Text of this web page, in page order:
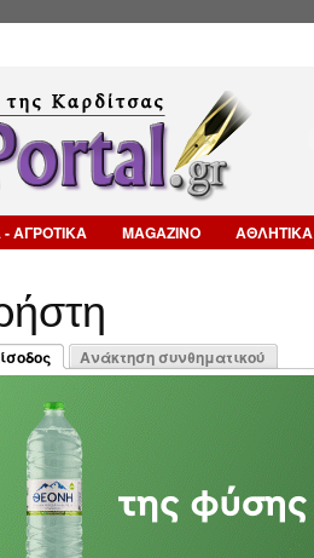
ΑΓΡΟΤΙΚΑ MAGAZINO ΑΘΛΗΤΙΚΑ
καρτέλα)
Ανάκτηση συνθηματικού